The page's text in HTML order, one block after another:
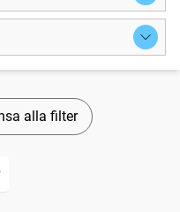
alla filter